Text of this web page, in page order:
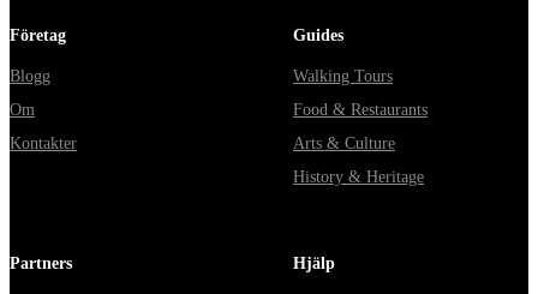
Företag
Blogg
Om
Kontakter
Guides
Walking Tours
Food & Restaurants
Arts & Culture
History & Heritage
Partners Hjälp